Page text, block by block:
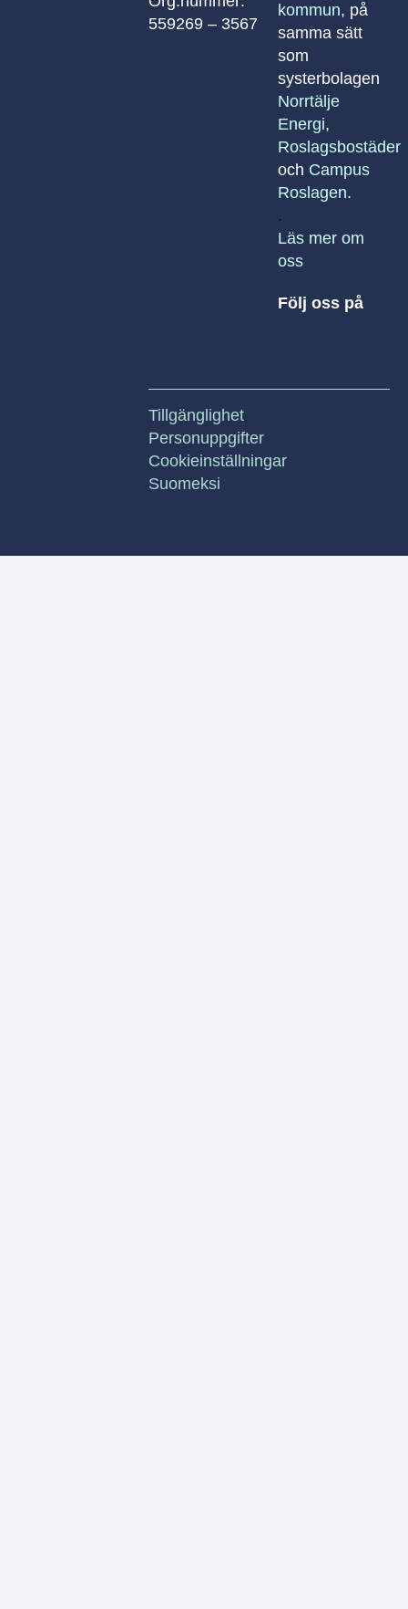
559269 – 3567
kommun, på
samma sätt
som
systerbolagen
Norrtälje
Energi,
Roslagsbostäder
och Campus
Roslagen.
.
Läs mer om
oss
Följ oss på
Tillgänglighet
Personuppgifter
Cookieinställningar
Suomeksi